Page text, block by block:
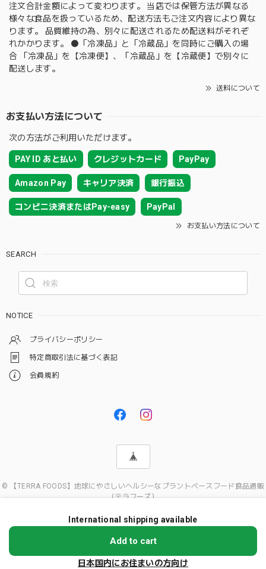
注文合計金額によって変わります。 当店では保管方法が異なる
様々な食品を扱っているため、配送方法もご注文内容により異な
ります。 品質維持の為、別々に配送されるため配送料がそれぞ
れかかります。 ⚫️「冷凍品」と「冷蔵品」を同時にご購入の場
合 「冷凍品」を【冷凍便】、「冷蔵品」を【冷蔵便】で別々に
配送します。
送料について
お支払い方法について
次の方法がご利用いただけます。
PAY ID あと払い クレジットカード PayPay
Amazon Pay キャリア決済 銀行振込
コンビニ決済またはPay-easy PayPal
お支払い方法について
SEARCH
NOTICE
プライバシーポリシー
特定商取引法に基づく表記
会員規約
© 【TERRA FOODS】地球にやさしいヘルシーなプラントベースフード食品通販
（テラフーズ）
International shipping available
Add to cart
日本国内にお住まいの方向け
ショップに質問する